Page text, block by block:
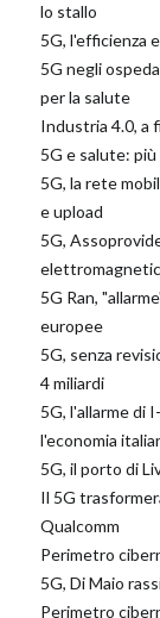
lo stallo
5G, l'efficienza
5G negli
per la salute
Industria 4.0, a
5G e salute:
5G, la rete
e upload
5G,
5G Ran,
europee
5G, senza
4 miliardi
5G, l'allarme di
l'economia
5G, il porto di
Il 5G
Qualcomm
Perimetro
5G, Di Maio
Perimetro